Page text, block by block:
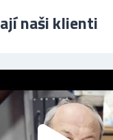
naši klienti